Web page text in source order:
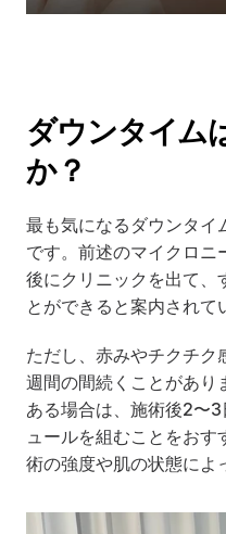
ダウンタイム
か？
最も気になるダウンタイ
です。前述のマイクロニ
後にクリニックを出て、
とができると案内されて
ただし、赤みやチクチク
週間の間続くことがあり
ある場合は、施術後2〜
ュールを組むことをお
術の強度や肌の状態によ